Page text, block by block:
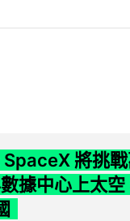
將挑
據中心上太